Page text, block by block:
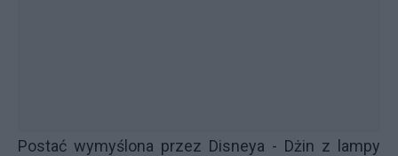
Postać wymyślona przez Disneya - Dżin z lampy